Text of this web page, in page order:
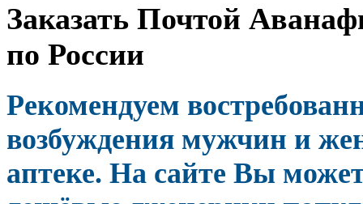
Заказать Почтой
по России
Рекомендуем
возбуждения мужчин и
аптеке. На сайте Вы